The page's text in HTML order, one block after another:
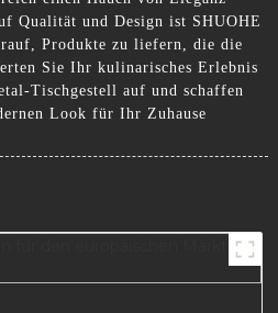
Qualität und Design ist SHUOHE
Produkte zu liefern, die die
Sie Ihr kulinarisches Erlebnis
Tischgestell auf und schaffen
Look für Ihr Zuhause